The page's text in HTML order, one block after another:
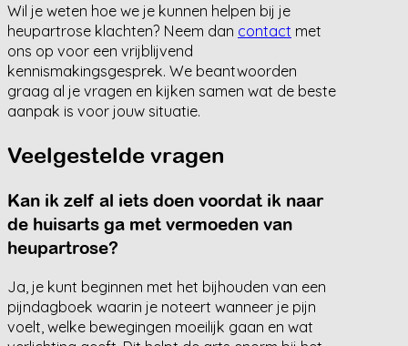
Wil je weten hoe we je kunnen helpen bij je
heupartrose klachten? Neem dan contact met
ons op voor een vrijblijvend
kennismakingsgesprek. We beantwoorden
graag al je vragen en kijken samen wat de beste
aanpak is voor jouw situatie.
Veelgestelde vragen
Kan ik zelf al iets doen voordat ik naar
de huisarts ga met vermoeden van
heupartrose?
Ja, je kunt beginnen met het bijhouden van een
pijndagboek waarin je noteert wanneer je pijn
voelt, welke bewegingen moeilijk gaan en wat